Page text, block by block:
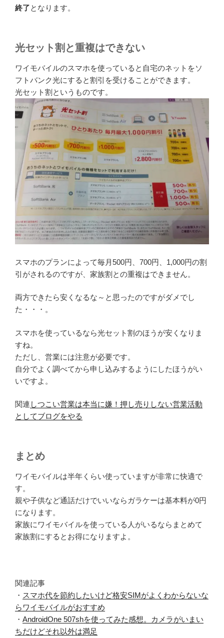
終了となります。
光セット割と重複はできない
ワイモバイルのスマホを使っていると自宅のネットをソ
フトバンク光にすると割引を受けることができます。
光セット割というものです。
スマホのプランによって毎月500円、700円、1,000円の割
引がされるのですが、家族割との重複はできません。
両方できたら安くなるな～と思ったのですがダメでし
た・・・。
スマホを使っているなら光セット割のほうが安くなりま
すね。
ただし、営業には注意が必要です。
自分でよく調べてから申し込みするようにしたほうがい
いですよ。
関連 しつこい営業は本当に嫌！押し売りしない営業活動
としてブログをやる
まとめ
ワイモバイルは半年くらい使っていますが非常に快適で
す。
親や子供など通話だけでいいならガラケーは基本料が0円
になります。
家族にワイモバイルを使っている人がいるならまとめて
家族割にするとお得になりますよ。
関連記事
・ スマホ代を節約したいけど格安SIMがよくわからないな
らワイモバイルがおすすめ
・ AndroidOne 507shを使ってみた感想。カメラがいまい
ちだけどそれ以外は満足